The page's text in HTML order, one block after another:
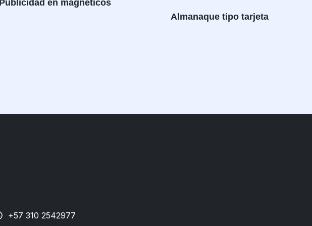
Publicidad en magnéticos
Almanaque tipo tarjeta
+57 310 2542977